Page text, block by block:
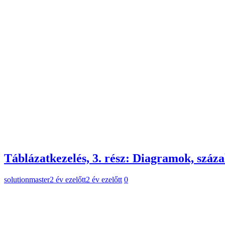
Táblázatkezelés, 3. rész: Diagramok,
solutionmaster2 év ezelőtt2 év ezelőtt 0